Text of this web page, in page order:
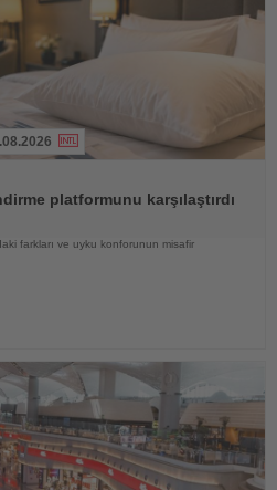
platformunu karşılaştırdı
farkları ve uyku konforunun misafir